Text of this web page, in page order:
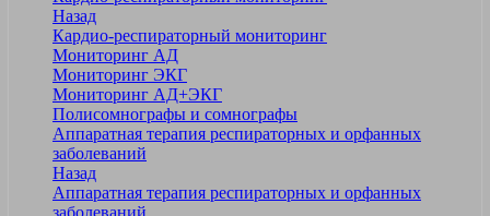
Назад
Кардио-респираторный мониторинг
Мониторинг АД
Мониторинг ЭКГ
Мониторинг АД+ЭКГ
Полисомнографы и сомнографы
Аппаратная терапия респираторных и орфанных
заболеваний
Назад
Аппаратная терапия респираторных и орфанных
заболеваний